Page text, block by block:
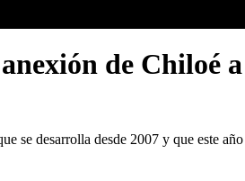
de Chiloé
se desarrolla desde 2007 y que este